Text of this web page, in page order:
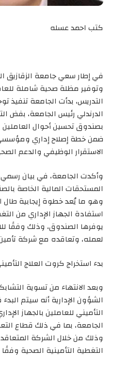
كتب احمد عسله
في إطار سعي جامعة الزقازيق
وتوفير مظلة صحية شاملة
التدريس، بدأت الجامعة تنفيذ
الدرندلي رئيس الجامعة، بفض
بصندوق تحسين أحوال
ضمن خطة إصلاح إداري
الاستقرار الوظيفي والدعم
وأكدت الجامعة، في بيان
المستحقات المالية الخاصة
وهو ما يُعد خطوة إيجابية طال
استفادة الجهاز الإداري من
يوفرها الصندوق، وذلك وفقًا
لعمله، وتعاقده مع شركة
بدء استخراج كروت العلاج
وبعد الانتهاء من تسوية
الشؤون الإدارية أنه سيتم
التأميني للعاملين بالجهاز
الجامعة، بما في ذلك قطاع
وذلك من خلال الشركة
التغطية التأمينية الصحية